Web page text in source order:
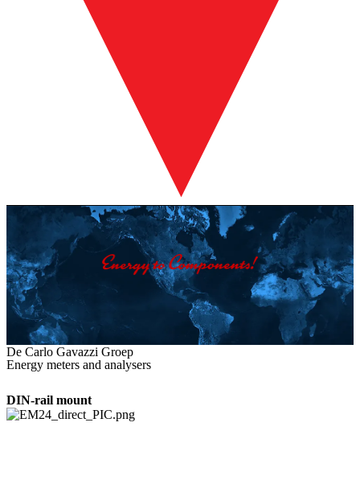
De Carlo Gavazzi Groep
Energy meters and analysers
DIN-rail mount